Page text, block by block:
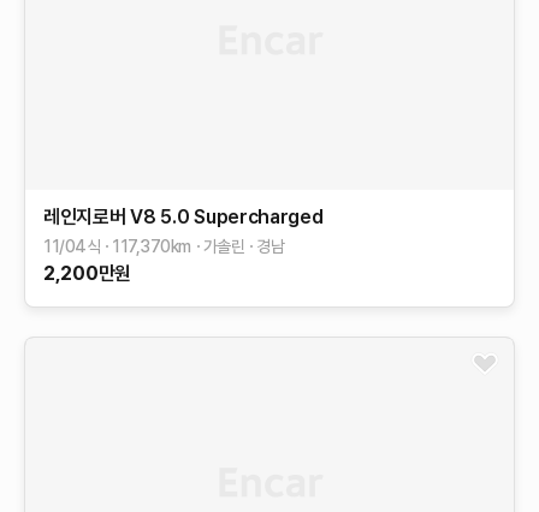
레인지로버 V8 5.0 Supercharged
11/04식 117,370km 가솔린 경남
2,200만원